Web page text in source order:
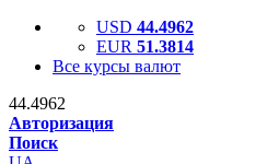
USD 44.4962
EUR 51.3814
Все курсы валют
44.4962
Авторизация
Поиск